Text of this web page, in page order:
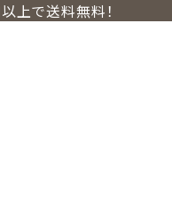
上で送料無料！